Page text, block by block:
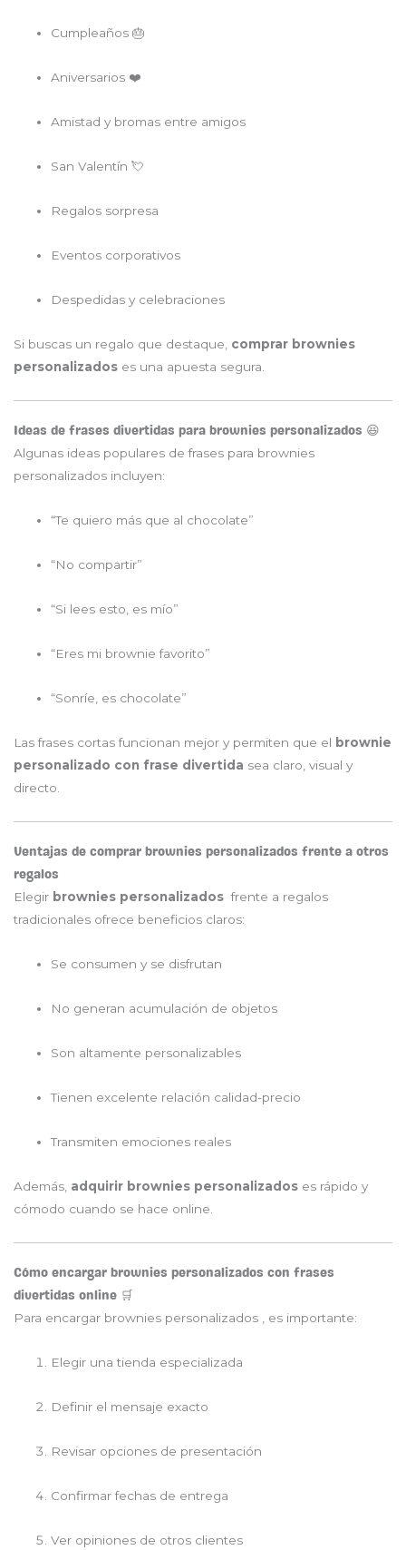
Cumpleaños 🎂
Aniversarios ❤️
Amistad y bromas entre amigos
San Valentín 💘
Regalos sorpresa
Eventos corporativos
Despedidas y celebraciones
Si buscas un regalo que destaque, comprar brownies
personalizados es una apuesta segura.
Ideas de frases divertidas para brownies personalizados 😆
Algunas ideas populares de frases para brownies
personalizados incluyen:
“Te quiero más que al chocolate”
“No compartir”
“Si lees esto, es mío”
“Eres mi brownie favorito”
“Sonríe, es chocolate”
Las frases cortas funcionan mejor y permiten que el brownie
personalizado con frase divertida sea claro, visual y
directo.
Ventajas de comprar brownies personalizados frente a otros
regalos
Elegir brownies personalizados frente a regalos
tradicionales ofrece beneficios claros:
Se consumen y se disfrutan
No generan acumulación de objetos
Son altamente personalizables
Tienen excelente relación calidad-precio
Transmiten emociones reales
Además, adquirir brownies personalizados es rápido y
cómodo cuando se hace online.
Cómo encargar brownies personalizados con frases
divertidas online 🛒
Para encargar brownies personalizados , es importante:
Elegir una tienda especializada
Definir el mensaje exacto
Revisar opciones de presentación
Confirmar fechas de entrega
Ver opiniones de otros clientes